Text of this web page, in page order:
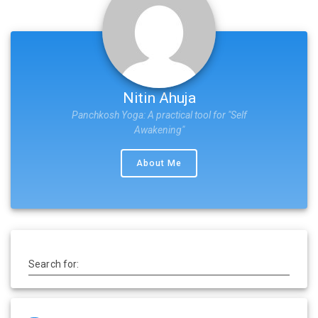
Nitin Ahuja
Panchkosh Yoga: A practical tool for "Self
Awakening"
About Me
Search for: